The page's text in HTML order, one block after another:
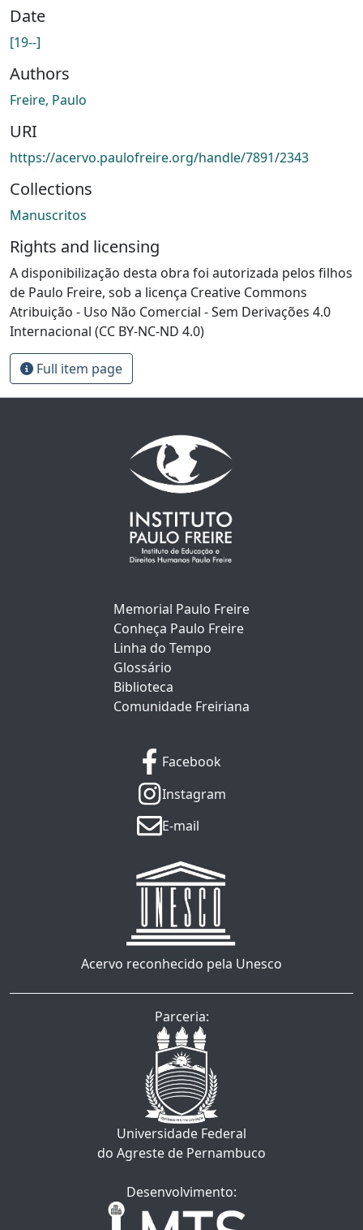
Date
[19--]
Authors
Freire, Paulo
URI
https://acervo.paulofreire.org/handle/7891/2343
Collections
Manuscritos
Rights and licensing
A disponibilização desta obra foi autorizada pelos filhos
de Paulo Freire, sob a licença Creative Commons
Atribuição - Uso Não Comercial - Sem Derivações 4.0
Internacional (CC BY-NC-ND 4.0)
Full item page
Memorial Paulo Freire
Conheça Paulo Freire
Linha do Tempo
Glossário
Biblioteca
Comunidade Freiriana
Facebook
Instagram
E-mail
Acervo reconhecido pela Unesco
Parceria:
Universidade Federal
do Agreste de Pernambuco
Desenvolvimento: